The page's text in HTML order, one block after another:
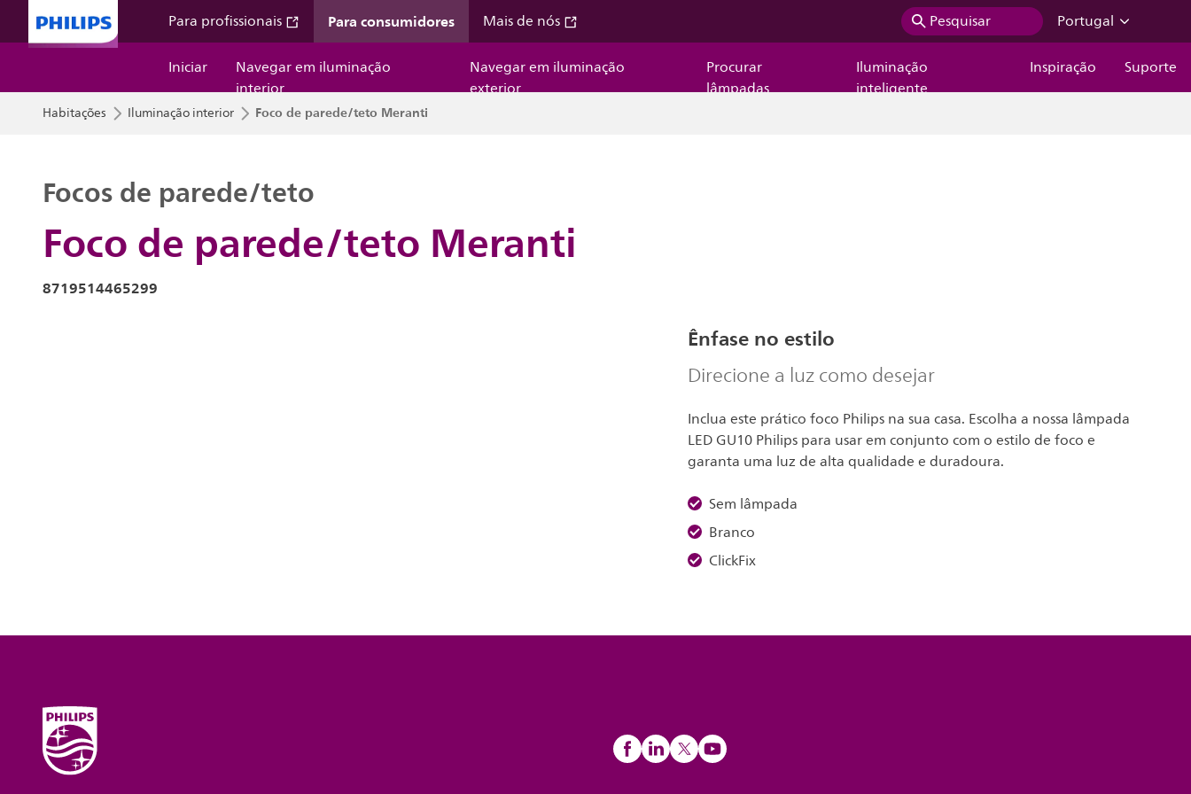
Para profissionais Para consumidores Mais de nós Pesquisar
Portugal
Iniciar
Navegar em iluminação
interior
Navegar em iluminação
exterior
Procurar
lâmpadas
Iluminação
inteligente
Inspiração Suporte
Habitações Iluminação interior Foco de parede/teto Meranti
Foco de parede/teto Meranti
Focos de parede/teto
8719514465299
Ênfase no estilo
Direcione a luz como desejar
Inclua este prático foco Philips na sua casa. Escolha a nossa lâmpada
LED GU10 Philips para usar em conjunto com o estilo de foco e
garanta uma luz de alta qualidade e duradoura.
Sem lâmpada
Branco
ClickFix